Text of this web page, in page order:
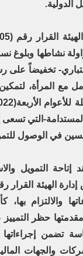
الدولية.
نشاطها وبلوغ
تخفيضاً على
التعامل مع المرأة،
للتنمية المستدامة-
في الوصول
إتاحة التمويل
والالتزام بها،
حظر
تضمن
والجهات